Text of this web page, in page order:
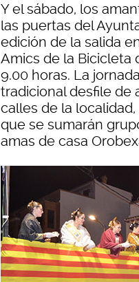
Y el sábado, los
las puertas del
edición de la salida
Amics de la Bicicleta
9.00 horas. La
tradicional desfile de
calles de la
que se sumarán
amas de casa